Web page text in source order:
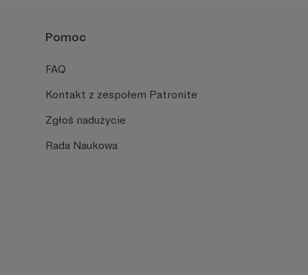
Pomoc
FAQ
Kontakt z zespołem Patronite
Zgłoś nadużycie
Rada Naukowa